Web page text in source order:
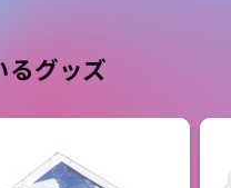
るグッズ